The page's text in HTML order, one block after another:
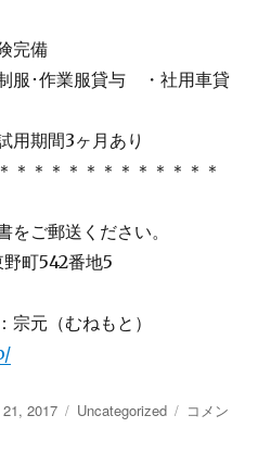
完備
服･作業服貸与 ・社用車貸
用期間3ヶ月あり
＊＊＊＊＊＊＊＊＊＊＊＊
をご郵送ください。
町542番地5
元（むねもと）
2017
カ
Uncategorized
梅
コメン